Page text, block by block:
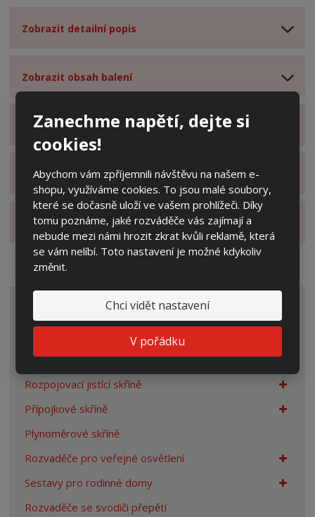
Zanechme napětí, dejte si
cookies!
Abychom vám zpříjemnili návštěvu na našem e-
shopu, využíváme cookies. To jsou malé soubory,
které se dočasně uloží ve vašem prohlížeči. Díky
tomu poznáme, jaké rozváděče vás zajímají a
nebude mezi námi hrozit zkrat kvůli reklamě, která
se vám nelíbí. Toto nastavení je možné kdykoliv
změnit.
Chci vidět nastavení
V pořádku
Zobrazit detailní popis
Zobrazit obsah balení
Zobrazit specifikační body
Zobrazit technické parametry
Zobrazit hodnocení produktu
VŠECHNY KATEGORIE
Elektroměrové rozvaděče
Prázdné skříně
Rozpojovací jistící skříně
Přípojkové skříně
Plynoměrové skříně
Rozvaděče pro veřejné osvětlení
Sestavy pro rodinné domy
Rozvaděče se svodiči přepětí